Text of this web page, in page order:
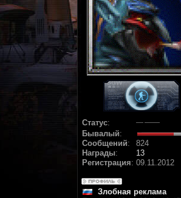
Статус:
Бывалый:
Сообщений:
824
Награды:
13
Регистрация: 09.11.2012
Злобная реклама